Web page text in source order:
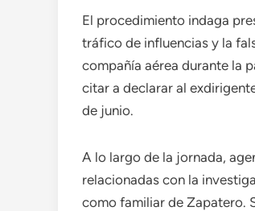
El procedimiento indaga
tráfico de influencias y la
compañía aérea durante la
citar a declarar al
de junio.
A lo largo de la jornada,
relacionadas con la
como familiar de Zapatero.